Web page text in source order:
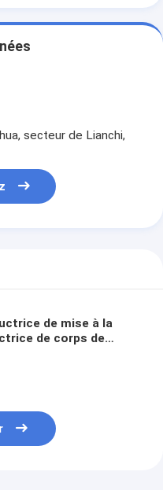
secteur de Lianchi,
de mise à la
de corps de